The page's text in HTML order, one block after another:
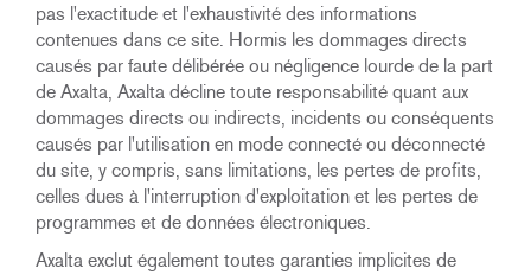
pas l'exactitude et l'exhaustivité des informations
contenues dans ce site. Hormis les dommages directs
causés par faute délibérée ou négligence lourde de la part
de Axalta, Axalta décline toute responsabilité quant aux
dommages directs ou indirects, incidents ou conséquents
causés par l'utilisation en mode connecté ou déconnecté
du site, y compris, sans limitations, les pertes de profits,
celles dues à l'interruption d'exploitation et les pertes de
programmes et de données électroniques.
Axalta exclut également toutes garanties implicites de